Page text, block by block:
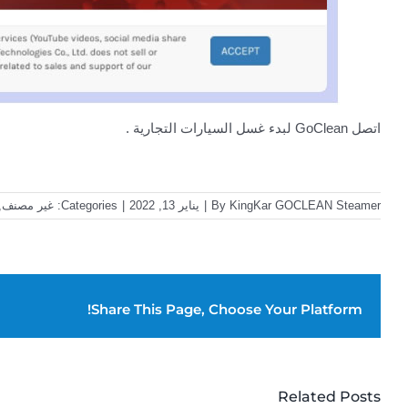
اتصل GoClean لبدء غسل السيارات التجارية .
By KingKar GOCLEAN Steamer
| يناير 13, 2022 |
Categories: غير مصنف
Share This Page, Choose Your Platform!
Related Posts